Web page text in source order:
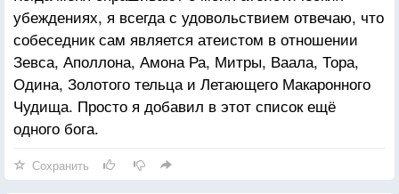
убеждениях, я всегда с удовольствием отвечаю, что
собеседник сам является атеистом в отношении
Зевса, Аполлона, Амона Ра, Митры, Ваала, Тора,
Одина, Золотого тельца и Летающего Макаронного
Чудища. Просто я добавил в этот список ещё
одного бога.
Сохранить